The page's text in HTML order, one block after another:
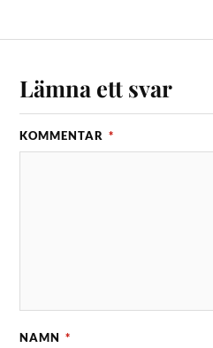
Lämna ett svar
KOMMENTAR *
NAMN *